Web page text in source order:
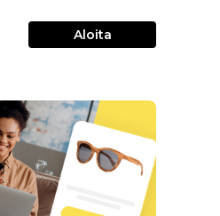
Aloita